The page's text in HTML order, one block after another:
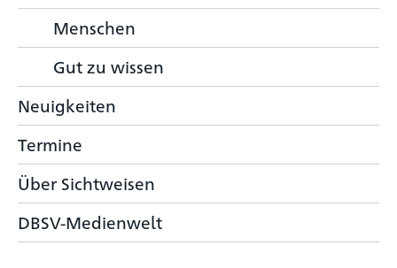
Menschen
Gut zu wissen
Neuigkeiten
Termine
Über Sichtweisen
DBSV-Medienwelt